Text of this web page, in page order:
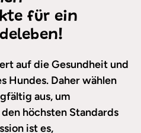
für ein
auf die Gesundheit und
Hundes. Daher wählen
aus, um
höchsten Standards
ist es,